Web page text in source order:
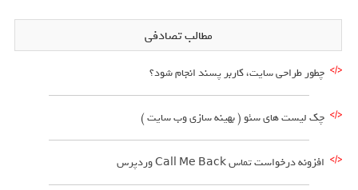
مطالب تصادفی
چطور طراحی سایت، کاربر پسند انجام شود؟
چک لیست های سئو ( بهینه سازی وب سایت )
افزونه درخواست تماس Call Me Back وردپرس